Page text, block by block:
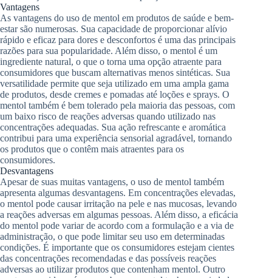
Vantagens
As vantagens do uso de mentol em produtos de saúde e bem-
estar são numerosas. Sua capacidade de proporcionar alívio
rápido e eficaz para dores e desconfortos é uma das principais
razões para sua popularidade. Além disso, o mentol é um
ingrediente natural, o que o torna uma opção atraente para
consumidores que buscam alternativas menos sintéticas. Sua
versatilidade permite que seja utilizado em uma ampla gama
de produtos, desde cremes e pomadas até loções e sprays. O
mentol também é bem tolerado pela maioria das pessoas, com
um baixo risco de reações adversas quando utilizado nas
concentrações adequadas. Sua ação refrescante e aromática
contribui para uma experiência sensorial agradável, tornando
os produtos que o contêm mais atraentes para os
consumidores.
Desvantagens
Apesar de suas muitas vantagens, o uso de mentol também
apresenta algumas desvantagens. Em concentrações elevadas,
o mentol pode causar irritação na pele e nas mucosas, levando
a reações adversas em algumas pessoas. Além disso, a eficácia
do mentol pode variar de acordo com a formulação e a via de
administração, o que pode limitar seu uso em determinadas
condições. É importante que os consumidores estejam cientes
das concentrações recomendadas e das possíveis reações
adversas ao utilizar produtos que contenham mentol. Outro